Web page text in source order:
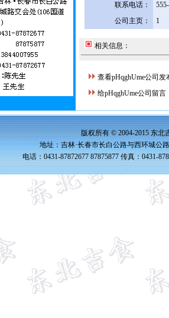
联系电话：
公司主页：
1
相关信息：
查看pHqghUme公司发
给pHqghUme公司留言
版权所有 © 2004-2015 东北
地址：吉林·长春市长白公路与西环城公
电话：0431-87872677 87875877 传真：0431-